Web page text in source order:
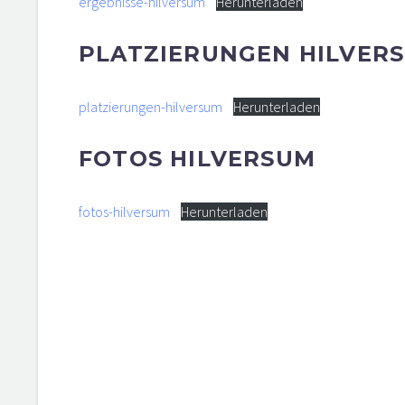
PLATZIERUNGEN
platzierungen-hilversum Herunterladen
FOTOS HILVERSUM
fotos-hilversum Herunterladen